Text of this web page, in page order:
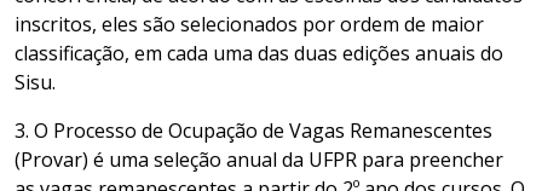
inscritos, eles são selecionados por ordem de maior
classificação, em cada uma das duas edições anuais do
Sisu.
3. O Processo de Ocupação de Vagas Remanescentes
(Provar) é uma seleção anual da UFPR para preencher